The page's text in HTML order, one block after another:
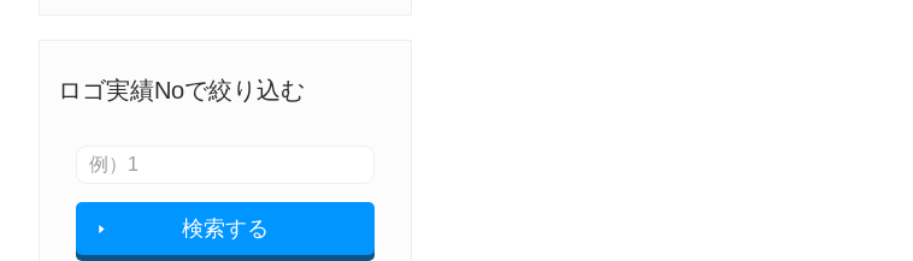
ロゴ実績Noで絞り込む
検索する